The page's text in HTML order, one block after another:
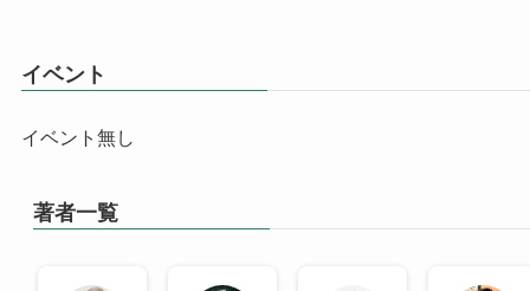
イベント
イベント無し
著者一覧